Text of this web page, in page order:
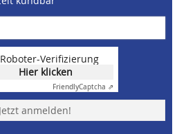
Verifizierung
Hier klicken
FriendlyCaptcha ⇗
anmelden!